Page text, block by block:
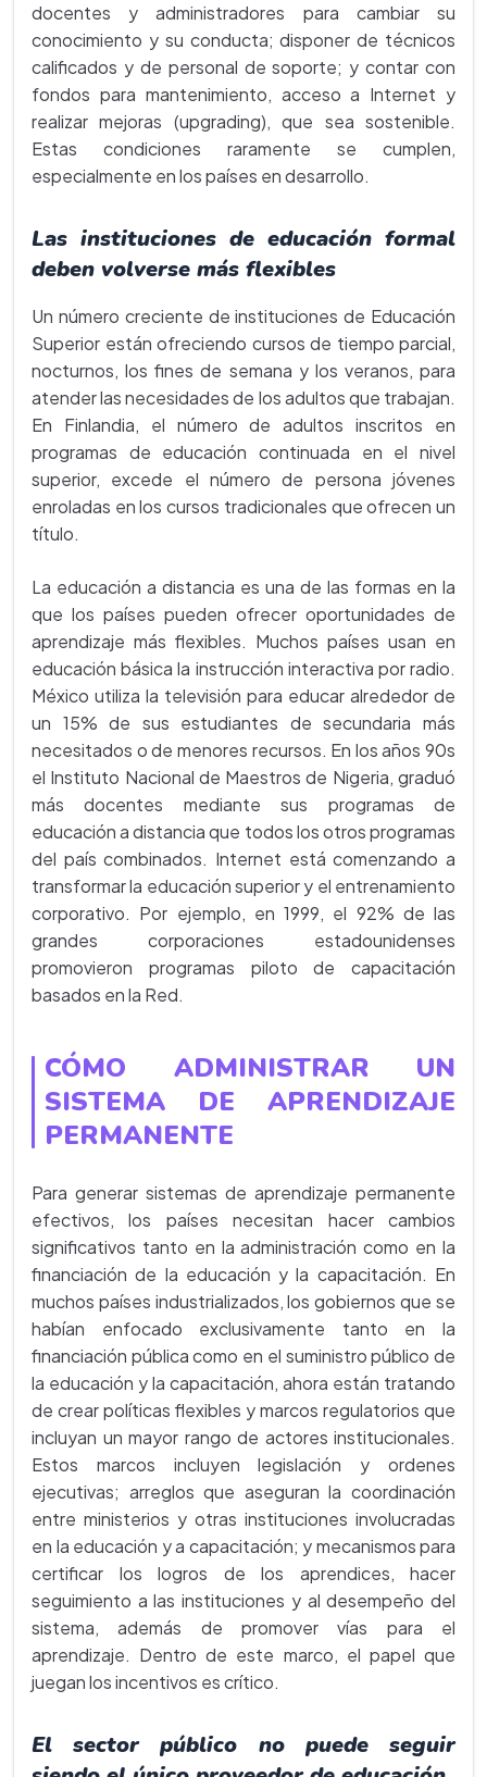
docentes y administradores para cambiar su
conocimiento y su conducta; disponer de técnicos
calificados y de personal de soporte; y contar con
fondos para mantenimiento, acceso a Internet y
realizar mejoras (upgrading), que sea sostenible.
Estas condiciones raramente se cumplen,
especialmente en los países en desarrollo.
Las instituciones de educación formal
deben volverse más flexibles
Un número creciente de instituciones de Educación
Superior están ofreciendo cursos de tiempo parcial,
nocturnos, los fines de semana y los veranos, para
atender las necesidades de los adultos que trabajan.
En Finlandia, el número de adultos inscritos en
programas de educación continuada en el nivel
superior, excede el número de persona jóvenes
enroladas en los cursos tradicionales que ofrecen un
título.
La educación a distancia es una de las formas en la
que los países pueden ofrecer oportunidades de
aprendizaje más flexibles. Muchos países usan en
educación básica la instrucción interactiva por radio.
México utiliza la televisión para educar alrededor de
un 15% de sus estudiantes de secundaria más
necesitados o de menores recursos. En los años 90s
el Instituto Nacional de Maestros de Nigeria, graduó
más docentes mediante sus programas de
educación a distancia que todos los otros programas
del país combinados. Internet está comenzando a
transformar la educación superior y el entrenamiento
corporativo. Por ejemplo, en 1999, el 92% de las
grandes corporaciones estadounidenses
promovieron programas piloto de capacitación
basados en la Red.
CÓMO ADMINISTRAR UN
SISTEMA DE APRENDIZAJE
PERMANENTE
Para generar sistemas de aprendizaje permanente
efectivos, los países necesitan hacer cambios
significativos tanto en la administración como en la
financiación de la educación y la capacitación. En
muchos países industrializados, los gobiernos que se
habían enfocado exclusivamente tanto en la
financiación pública como en el suministro público de
la educación y la capacitación, ahora están tratando
de crear políticas flexibles y marcos regulatorios que
incluyan un mayor rango de actores institucionales.
Estos marcos incluyen legislación y ordenes
ejecutivas; arreglos que aseguran la coordinación
entre ministerios y otras instituciones involucradas
en la educación y a capacitación; y mecanismos para
certificar los logros de los aprendices, hacer
seguimiento a las instituciones y al desempeño del
sistema, además de promover vías para el
aprendizaje. Dentro de este marco, el papel que
juegan los incentivos es crítico.
El sector público no puede seguir